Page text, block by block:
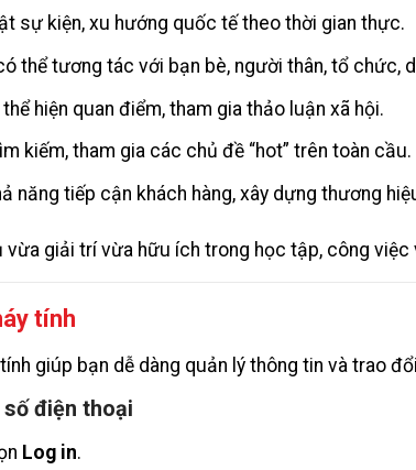
sự kiện, xu hướng quốc tế theo thời gian thực.
thể tương tác với bạn bè, người thân, tổ chức,
thể hiện quan điểm, tham gia thảo luận xã hội.
kiếm, tham gia các chủ đề “hot” trên toàn cầu.
năng tiếp cận khách hàng, xây dựng thương
giải trí vừa hữu ích trong học tập, công việc
tính
giúp bạn dễ dàng quản lý thông tin và trao
điện thoại
Log in.